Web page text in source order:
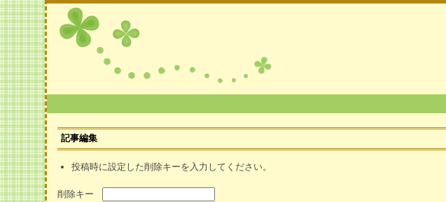
記事編集
投稿時に設定した削除キーを入力してください。
削除キー